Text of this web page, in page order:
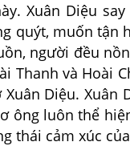
Xuân Diệu
quýt, muốn tận
người đều
Thanh và Hoài
Diệu.
ông luôn thể
thái cảm xúc